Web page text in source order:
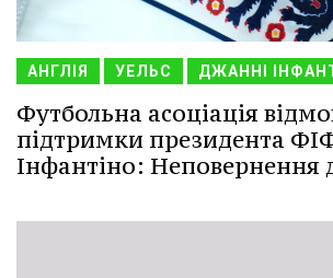
АНГЛІЯ УЕЛЬС ДЖАННІ
Футбольна асоціація
підтримки президента
Інфантіно: Неповернення